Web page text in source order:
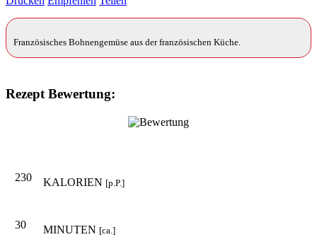
Französisches Bohnengemüse aus der französischen Küche.
Rezept Bewertung:
230 KALORIEN [p.P.]
30 MINUTEN [ca.]